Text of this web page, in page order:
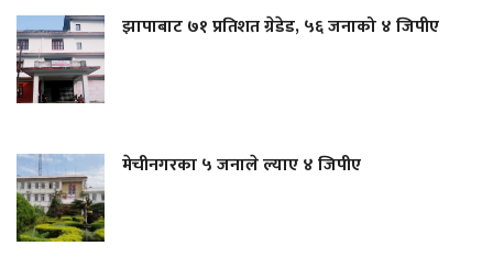
झापाबाट ७१ प्रतिशत ग्रेडेड, ५६ जनाको ४ जिपीए
मेचीनगरका ५ जनाले ल्याए ४ जिपीए